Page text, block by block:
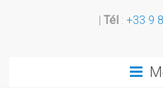
|Tél :+33 9